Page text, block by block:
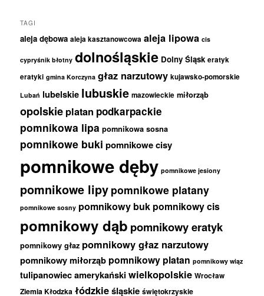
TAGI
aleja dębowa aleja kasztanowcowa aleja lipowa cis
cypryśnik błotny dolnośląskie Dolny Śląsk eratyk
eratyki gmina Korczyna głaz narzutowy kujawsko-pomorskie
Lubań lubelskie lubuskie mazowieckie miłorząb
opolskie platan podkarpackie
pomnikowa lipa pomnikowa sosna
pomnikowe buki pomnikowe cisy
pomnikowe dęby pomnikowe jesiony
pomnikowe lipy pomnikowe platany
pomnikowe sosny pomnikowy buk pomnikowy cis
pomnikowy dąb pomnikowy eratyk
pomnikowy głaz pomnikowy głaz narzutowy
pomnikowy miłorząb pomnikowy platan pomnikowy wiąz
tulipanowiec amerykański wielkopolskie Wrocław
Ziemia Kłodzka łódzkieśląskie świętokrzyskie